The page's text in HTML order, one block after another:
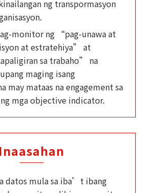
ng transpormasyon
monitor ng “pag-unawa at
at estratehiya” at
sa trabaho” na
maging isang
may mataas na engagement sa
mga objective indicator.
Inaasahan
datos mula sa iba’t ibang